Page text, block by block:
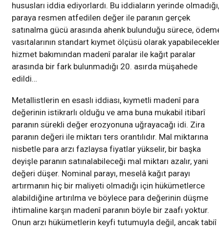
hususları iddia ediyorlardı. Bu iddiaların yerinde olmadığı,
paraya resmen atfedilen değer ile paranın gerçek
satınalma gücü arasında ahenk bulunduğu sürece,
vasıtalarının standart kıymet ölçüsü olarak
hizmet bakımından madenî paralar ile kağıt paralar
arasında bir fark bulunmadığı 20. asırda müşahede
edildi…
Metallistlerin en esaslı iddiası, kıymetli madenî para
değerinin istikrarlı olduğu ve ama buna mukabil itibarî
paranın sürekli değer erozyonuna uğrayacağı idi. Zira
paranın değeri ile miktarı ters orantılıdır. Mal miktarına
nisbetle para arzı fazlaysa fiyatlar yükselir, bir başka
deyişle paranın satınalabileceği mal miktarı azalır, yani
değeri düşer. Nominal parayı, meselâ kağıt parayı
artırmanın hiç bir maliyeti olmadığı için hükümetlerce
alabildiğine artırılma ve böylece para değerinin düşme
ihtimaline karşın madenî paranın böyle bir zaafı yoktur.
Onun arzı hükümetlerin keyfi tutumuyla değil, ancak tabiî